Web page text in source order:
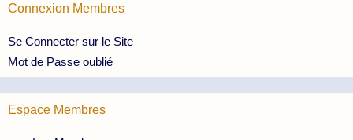
Connexion Membres
Se Connecter sur le Site
Mot de Passe oublié
Espace Membres